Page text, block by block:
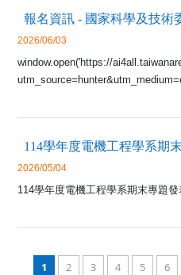
2026/06/03
window.open('https://
114學年度電機工程學系期
2026/05/04
114學年度電機工程學系期末專題發
1 2 3 4 5 6